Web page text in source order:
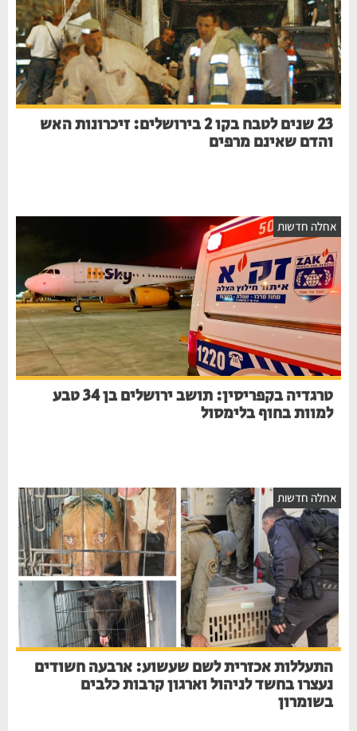
23 שנים לטבח בקו 2 בירושלים: זיכרונות האש
והדם שאינם מרפים
חדשות
טרגדיה בקפריסין: תושב ירושלים בן 34 טבע
למוות בחוף בלימסול
חדשות
התעללות אכזרית לשם שעשוע: ארבעה חשודים
נעצרו בחשד לניהול וארגון קרבות כלבים
בשומרון